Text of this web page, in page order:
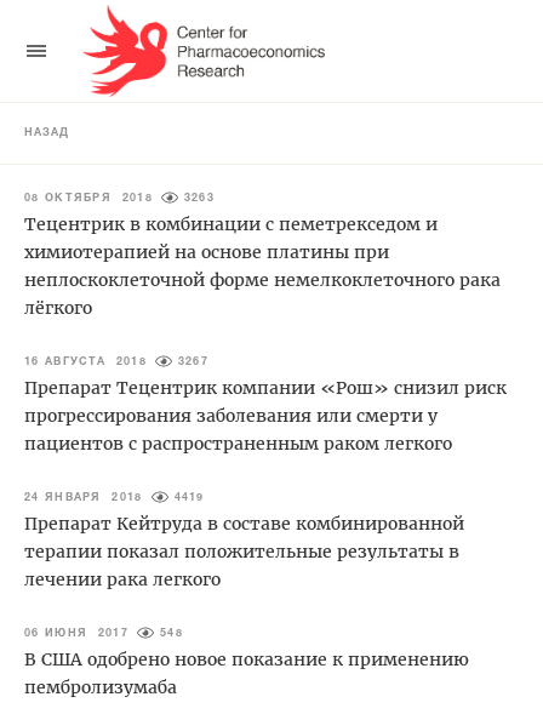
НАЗАД
08 ОКТЯБРЯ 2018 3263
Тецентрик в комбинации с пеметрекседом и
химиотерапией на основе платины при
неплоскоклеточной форме немелкоклеточного рака
лёгкого
16 АВГУСТА 2018 3267
Препарат Тецентрик компании «Рош» снизил риск
прогрессирования заболевания или смерти у
пациентов с распространенным раком легкого
24 ЯНВАРЯ 2018 4419
Препарат Кейтруда в составе комбинированной
терапии показал положительные результаты в
лечении рака легкого
06 ИЮНЯ 2017 548
В США одобрено новое показание к применению
пембролизумаба